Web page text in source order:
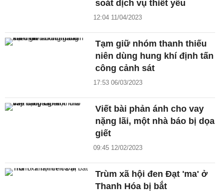
soát dịch vụ thiết yếu
12:04 11/04/2023
Tạm giữ nhóm thanh thiếu
niên dùng hung khí định tấn
công cảnh sát
17:53 06/03/2023
Viết bài phản ánh cho vay
nặng lãi, một nhà báo bị dọa
giết
09:45 12/02/2023
Trùm xã hội đen Đạt 'ma' ở
Thanh Hóa bị bắt